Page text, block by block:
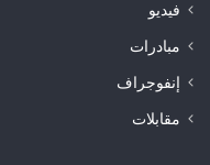
فيديو
مبادرات
إنفوجراف
مقابلات